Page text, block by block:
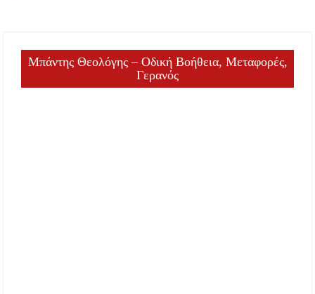
Μπάντης Θεολόγης – Οδική Βοήθεια, Μεταφορές,
Γερανός